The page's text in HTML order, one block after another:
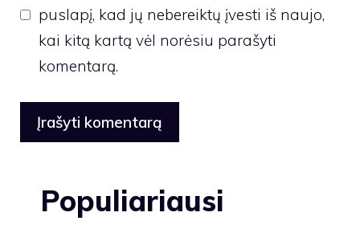
puslapį, kad jų nebereiktų įvesti iš naujo,
kai kitą kartą vėl norėsiu parašyti
komentarą.
Populiariausi